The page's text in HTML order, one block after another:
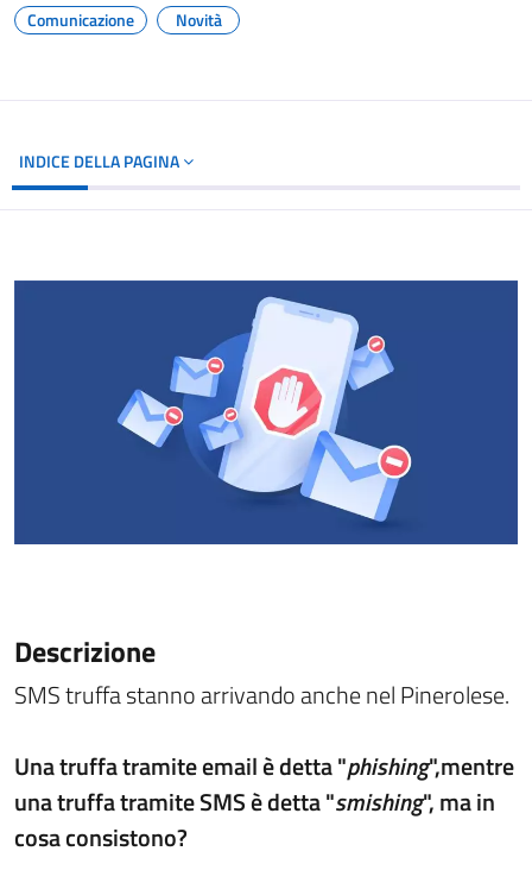
Comunicazione
Novità
INDICE DELLA PAGINA
Descrizione
SMS truffa stanno arrivando anche nel Pinerolese.
Una truffa tramite email è detta "phishing",mentre
una truffa tramite SMS è detta "smishing", ma in
cosa consistono?